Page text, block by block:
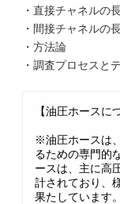
・直接チャネルの
・間接チャネルの
・方法論
・調査プロセスと
【油圧ホースに
※油圧ホースは
るための専門的
ースは、主に高
計されており、
果たしています